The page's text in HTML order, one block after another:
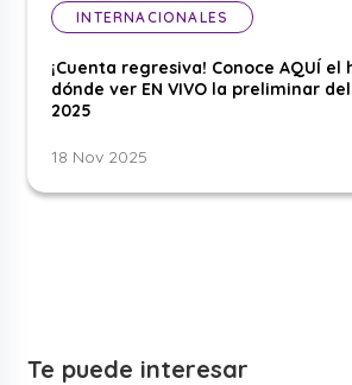
INTERNACIONALES
¡Cuenta regresiva! Conoce AQUÍ el
dónde ver EN VIVO la preliminar
2025
18 Nov 2025
Te puede interesar